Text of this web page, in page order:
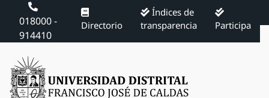
018000 -
914410
Directorio
Índices de
transparencia
Participa